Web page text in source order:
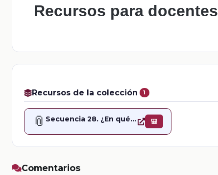
Recursos para docentes
Recursos de la colección 1
📎 Secuencia 28. ¿En qué consiste el comercio internacional? 🎒
Comentarios